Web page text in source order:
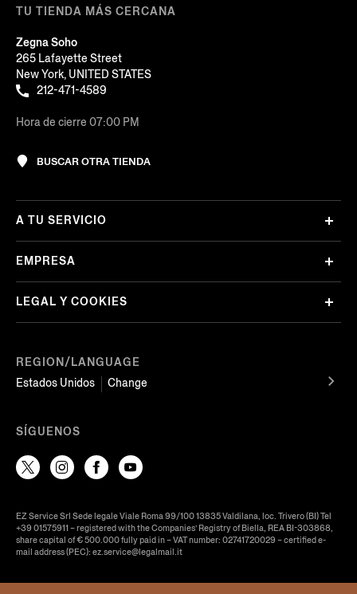
TU TIENDA MÁS CERCANA
Zegna Soho
265 Lafayette Street
New York, UNITED STATES
212-471-4589
Hora de cierre 07:00 PM
BUSCAR OTRA TIENDA
REGION/LANGUAGE
Estados Unidos
Change
A TU SERVICIO
EMPRESA
LEGAL Y COOKIES
SÍGUENOS
EZ Service Srl Sede legale Viale Roma 99/100 13835 Valdilana, loc. Trivero (BI) Tel
+39 01575911 – registered with the Companies’ Registry of Biella, REA BI-303868,
share capital of € 500.000 fully paid in – VAT number: 02741720029 – certified e-
mail address (PEC): ez.service@legalmail.it